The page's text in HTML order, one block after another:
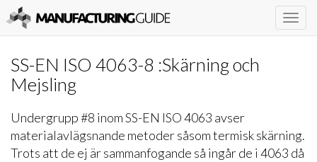
SS-EN ISO 4063-8 :Skärning och
Mejsling
Undergrupp #8 inom SS-EN ISO 4063 avser
materialavlägsnande metoder såsom termisk skärning.
Trots att de ej är sammanfogande så ingår de i 4063 då